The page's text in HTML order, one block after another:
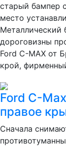
старый бампер
место
Металлический
дороговизны
Ford C-MAX от
крой,
Ford C-
правое
Сначала